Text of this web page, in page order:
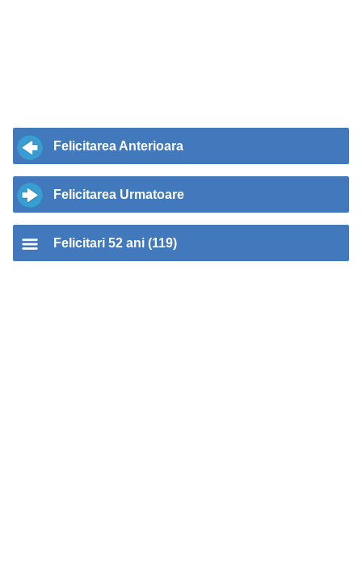
Felicitarea Anterioara
Felicitarea Urmatoare
Felicitari 52 ani (119)